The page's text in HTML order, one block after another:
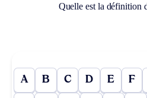
Quelle est la définition
A B C D E F